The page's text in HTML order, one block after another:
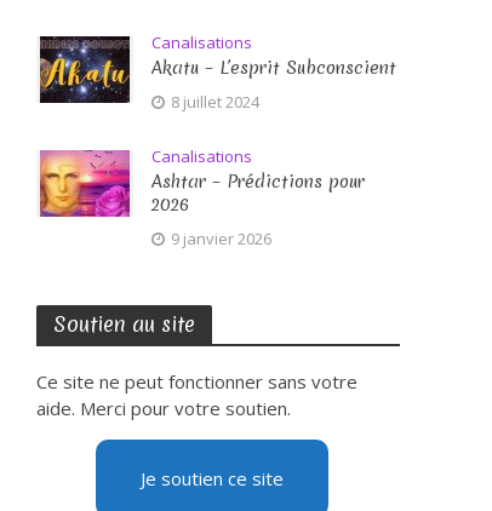
Canalisations
Akatu – L’esprit Subconscient
8 juillet 2024
Canalisations
Ashtar – Prédictions pour
2026
9 janvier 2026
Soutien au site
Ce site ne peut fonctionner sans votre
aide. Merci pour votre soutien.
Je soutien ce site